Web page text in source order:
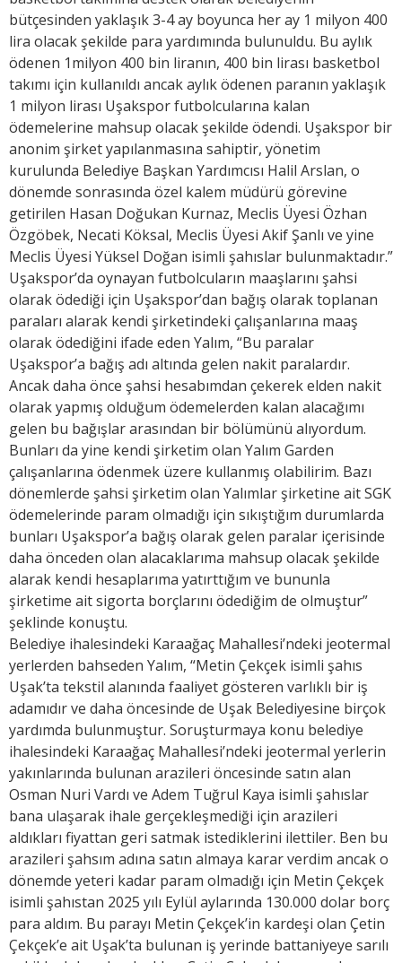
bütçesinden yaklaşık 3-4 ay boyunca her ay 1 milyon 400
lira olacak şekilde para yardımında bulunuldu. Bu aylık
ödenen 1milyon 400 bin liranın, 400 bin lirası basketbol
takımı için kullanıldı ancak aylık ödenen paranın yaklaşık
1 milyon lirası Uşakspor futbolcularına kalan
ödemelerine mahsup olacak şekilde ödendi. Uşakspor bir
anonim şirket yapılanmasına sahiptir, yönetim
kurulunda Belediye Başkan Yardımcısı Halil Arslan, o
dönemde sonrasında özel kalem müdürü görevine
getirilen Hasan Doğukan Kurnaz, Meclis Üyesi Özhan
Özgöbek, Necati Köksal, Meclis Üyesi Akif Şanlı ve yine
Meclis Üyesi Yüksel Doğan isimli şahıslar bulunmaktadır.”
Uşakspor’da oynayan futbolcuların maaşlarını şahsi
olarak ödediği için Uşakspor’dan bağış olarak toplanan
paraları alarak kendi şirketindeki çalışanlarına maaş
olarak ödediğini ifade eden Yalım, “Bu paralar
Uşakspor’a bağış adı altında gelen nakit paralardır.
Ancak daha önce şahsi hesabımdan çekerek elden nakit
olarak yapmış olduğum ödemelerden kalan alacağımı
gelen bu bağışlar arasından bir bölümünü alıyordum.
Bunları da yine kendi şirketim olan Yalım Garden
çalışanlarına ödenmek üzere kullanmış olabilirim. Bazı
dönemlerde şahsi şirketim olan Yalımlar şirketine ait SGK
ödemelerinde param olmadığı için sıkıştığım durumlarda
bunları Uşakspor’a bağış olarak gelen paralar içerisinde
daha önceden olan alacaklarıma mahsup olacak şekilde
alarak kendi hesaplarıma yatırttığım ve bununla
şirketime ait sigorta borçlarını ödediğim de olmuştur”
şeklinde konuştu.
Belediye ihalesindeki Karaağaç Mahallesi’ndeki jeotermal
yerlerden bahseden Yalım, “Metin Çekçek isimli şahıs
Uşak’ta tekstil alanında faaliyet gösteren varlıklı bir iş
adamıdır ve daha öncesinde de Uşak Belediyesine birçok
yardımda bulunmuştur. Soruşturmaya konu belediye
ihalesindeki Karaağaç Mahallesi’ndeki jeotermal yerlerin
yakınlarında bulunan arazileri öncesinde satın alan
Osman Nuri Vardı ve Adem Tuğrul Kaya isimli şahıslar
bana ulaşarak ihale gerçekleşmediği için arazileri
aldıkları fiyattan geri satmak istediklerini ilettiler. Ben bu
arazileri şahsım adına satın almaya karar verdim ancak o
dönemde yeteri kadar param olmadığı için Metin Çekçek
isimli şahıstan 2025 yılı Eylül aylarında 130.000 dolar borç
para aldım. Bu parayı Metin Çekçek’in kardeşi olan Çetin
Çekçek’e ait Uşak’ta bulunan iş yerinde battaniyeye sarılı